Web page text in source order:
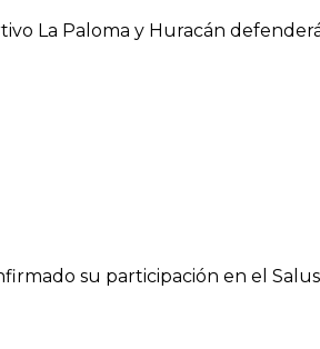
La Paloma y Huracán
su participación en el Salus